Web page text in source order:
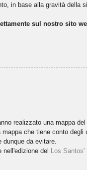
in base alla gravità della
sul nostro sito
realizzato una mappa
mappa che tiene conto
da evitare.
nell'edizione del Los Santos'